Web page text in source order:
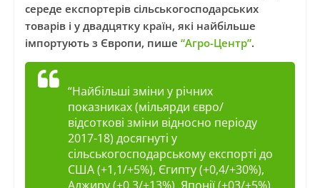
середе експортерів сільськогосподарських
товарів і у двадцятку країн, які найбільше
імпортують з Європи, пише “Агро-Центр”.
“Найбільші зміни у річних
показниках (мільярди євро/
відсоткові зміни відносно періоду
2017-18) досягнуті у
сільськогосподарському експорті до
США (+1,1/+5%), Єгипту (+0,4/+30%),